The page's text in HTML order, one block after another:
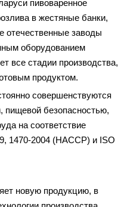
пивоваренное
в жестяные банки,
отечественные заводы
оборудованием
все стадии производства,
продуктом.
совершенствуются
пищевой безопасностью,
на соответствие
1470-2004 (НАССР) и ISO
новую продукцию, в